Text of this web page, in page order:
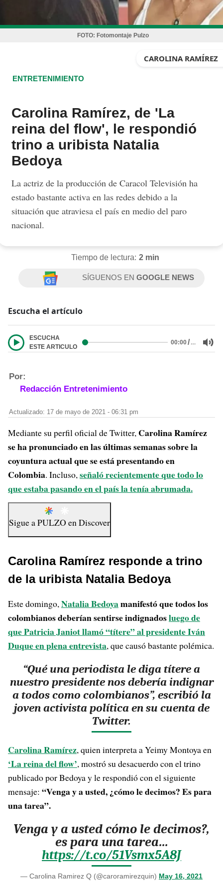
FOTO: Fotomontaje Pulzo
CAROLINA RAMÍREZ
ENTRETENIMIENTO
Carolina Ramírez, de 'La
reina del flow', le respondió
trino a uribista Natalia
Bedoya
La actriz de la producción de Caracol Televisión ha
estado bastante activa en las redes debido a la
situación que atraviesa el país en medio del paro
nacional.
Tiempo de lectura: 2 min
SÍGUENOS ENGOOGLE NEWS
Escucha el artículo
ESCUCHA
ESTE ARTICULO
00:00/…
Por:
Redacción Entretenimiento
Actualizado: 17 de mayo de 2021 - 06:31 pm
Mediante su perfil oficial de Twitter, Carolina Ramírez
se ha pronunciado en las últimas semanas sobre la
coyuntura actual que se está presentando en
Colombia. Incluso,señaló recientemente que todo lo
que estaba pasando en el país la tenía abrumada.
Sigue aPULZO enDiscover
Carolina Ramírez responde a trino
de la uribista Natalia Bedoya
Este domingo,Natalia Bedoyamanifestó que todos los
colombianos deberían sentirse indignadosluego de
que Patricia Janiot llamó “títere” al presidente Iván
Duque en plena entrevista, que causó bastante polémica.
“Qué una periodista le diga títere a
nuestro presidente nos debería indignar
a todos como colombianos”, escribió la
joven activista política en su cuenta de
Twitter.
Carolina Ramírez, quien interpreta a Yeimy Montoya en
‘La reina del flow’, mostró su desacuerdo con el trino
publicado por Bedoya y le respondió con el siguiente
mensaje: “Venga y a usted, ¿cómo le decimos? Es para
una tarea”.
Venga y a usted cómo le decimos?,
es para una tarea…
https://t.co/51Vsmx5A8J
— Carolina Ramirez Q (@caroramirezquin) May 16, 2021